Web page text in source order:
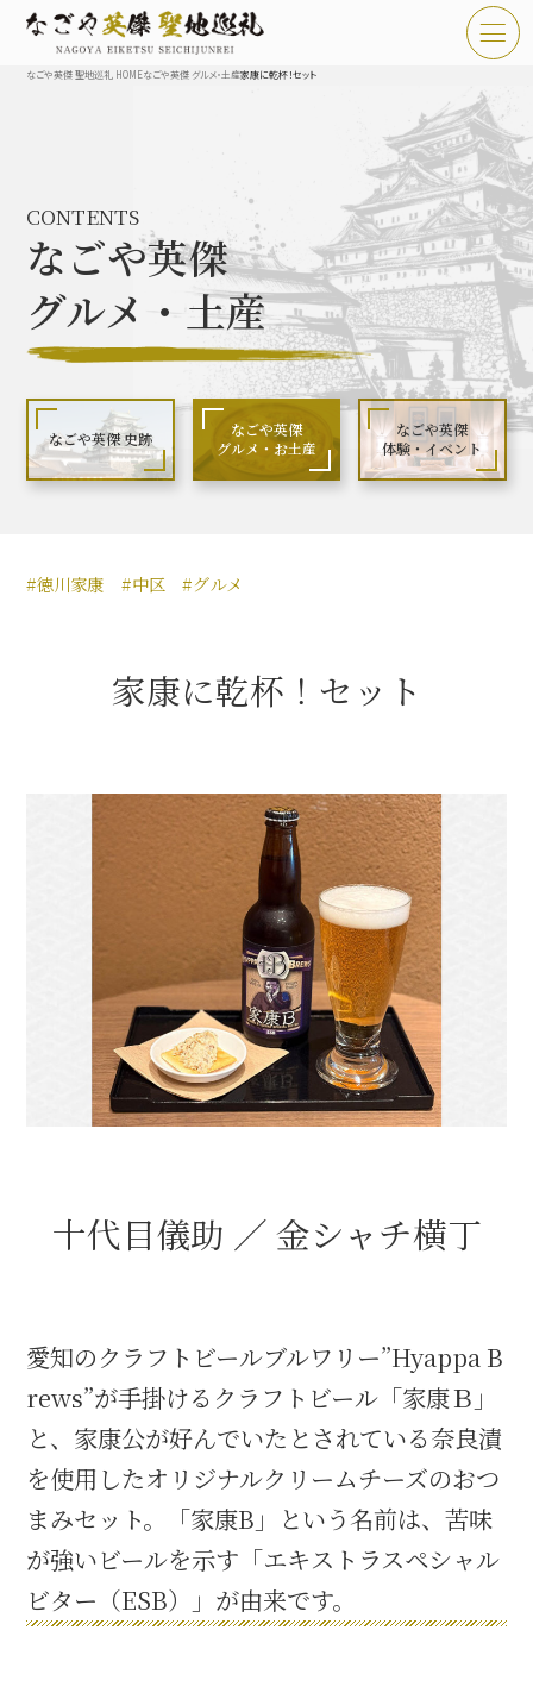
なごや英傑 聖地巡礼とは
なごや英傑 史跡 一覧
なごや英傑 グルメ・土産 一覧
なごや英傑 体験・イベント
秀長関連 史跡 一覧
名古屋＜秀長＞観光モデルコース
豊臣秀吉と名古屋の関係
秀吉グルメ・土産 一覧
信長関連 史跡 一覧
徳川家康と名古屋の関係
家康関連 史跡 一覧
家康グルメ・土産 一覧
名古屋＜家康＞観光モデルコース
なごや英傑 聖地巡礼 HOMEなごや英傑 グルメ・土産家康に乾杯！セット
CONTENTS
なごや英傑
グルメ・土産
なごや英傑 史跡
なごや英傑
グルメ・お土産
なごや英傑
体験・イベント
#徳川家康 #中区 #グルメ
家康に乾杯！セット
十代目儀助 ／ 金シャチ横丁
愛知のクラフトビールブルワリー”Hyappa B
rews”が手掛けるクラフトビール「家康Ｂ」
と、家康公が好んでいたとされている奈良漬
を使用したオリジナルクリームチーズのおつ
まみセット。「家康B」という名前は、苦味
が強いビールを示す「エキストラスペシャル
ビター（ESB）」が由来です。